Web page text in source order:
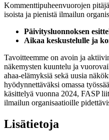
Kommenttipuheenvuorojen
isoista ja pienistä ilmailun
Päivitysluonnoksen
Aikaa keskustelulle ja
Tavoitteemme on avoin ja
näkemysten kuuntelu ja
ahaa-elämyksiä sekä uusia
hyödynnettäväksi omassa
käsittelyä vuonna 2024, FASP
ilmailun organisaatioille
Lisätietoja